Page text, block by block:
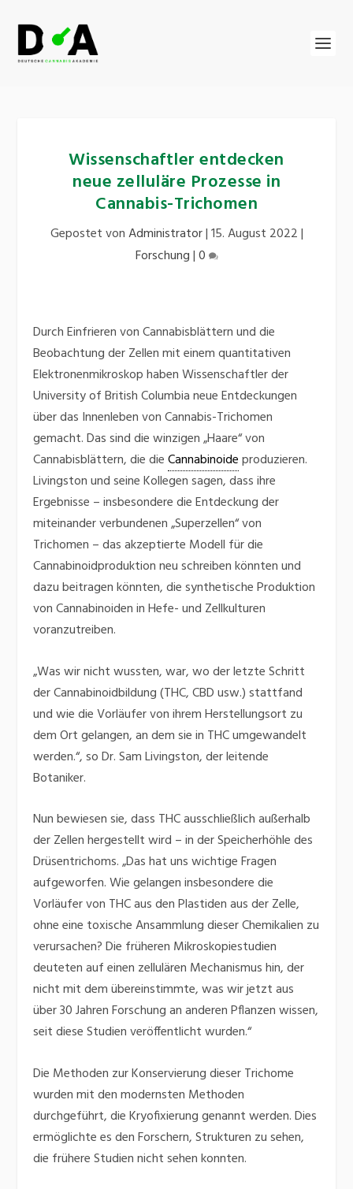
Wissenschaftler entdecken
neue zelluläre Prozesse in
Cannabis-Trichomen
Gepostet vonAdministrator|15. August 2022|
Forschung|0
Durch Einfrieren von Cannabisblättern und die
Beobachtung der Zellen mit einem quantitativen
Elektronenmikroskop haben Wissenschaftler der
University of British Columbia neue Entdeckungen
über das Innenleben von Cannabis-Trichomen
gemacht. Das sind die winzigen „Haare“ von
Cannabisblättern, die dieCannabinoideproduzieren.
Livingston und seine Kollegen sagen, dass ihre
Ergebnisse – insbesondere die Entdeckung der
miteinander verbundenen „Superzellen“ von
Trichomen – das akzeptierte Modell für die
Cannabinoidproduktion neu schreiben könnten und
dazu beitragen könnten, die synthetische Produktion
von Cannabinoiden in Hefe- und Zellkulturen
voranzutreiben.
„Was wir nicht wussten, war, wo der letzte Schritt
der Cannabinoidbildung (THC, CBD usw.) stattfand
und wie die Vorläufer von ihrem Herstellungsort zu
dem Ort gelangen, an dem sie in THC umgewandelt
werden.“, so Dr. Sam Livingston, der leitende
Botaniker.
Nun bewiesen sie, dass THC ausschließlich außerhalb
der Zellen hergestellt wird – in der Speicherhöhle des
Drüsentrichoms. „Das hat uns wichtige Fragen
aufgeworfen. Wie gelangen insbesondere die
Vorläufer von THC aus den Plastiden aus der Zelle,
ohne eine toxische Ansammlung dieser Chemikalien zu
verursachen? Die früheren Mikroskopiestudien
deuteten auf einen zellulären Mechanismus hin, der
nicht mit dem übereinstimmte, was wir jetzt aus
über 30 Jahren Forschung an anderen Pflanzen wissen,
seit diese Studien veröffentlicht wurden.“
Die Methoden zur Konservierung dieser Trichome
wurden mit den modernsten Methoden
durchgeführt, die Kryofixierung genannt werden. Dies
ermöglichte es den Forschern, Strukturen zu sehen,
die frühere Studien nicht sehen konnten.